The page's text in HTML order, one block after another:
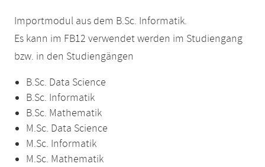
Importmodul aus dem B.Sc. Informatik.
Es kann im FB12 verwendet werden im Studiengang
bzw. in den Studiengängen
B.Sc. Data Science
B.Sc. Informatik
B.Sc. Mathematik
M.Sc. Data Science
M.Sc. Informatik
M.Sc. Mathematik